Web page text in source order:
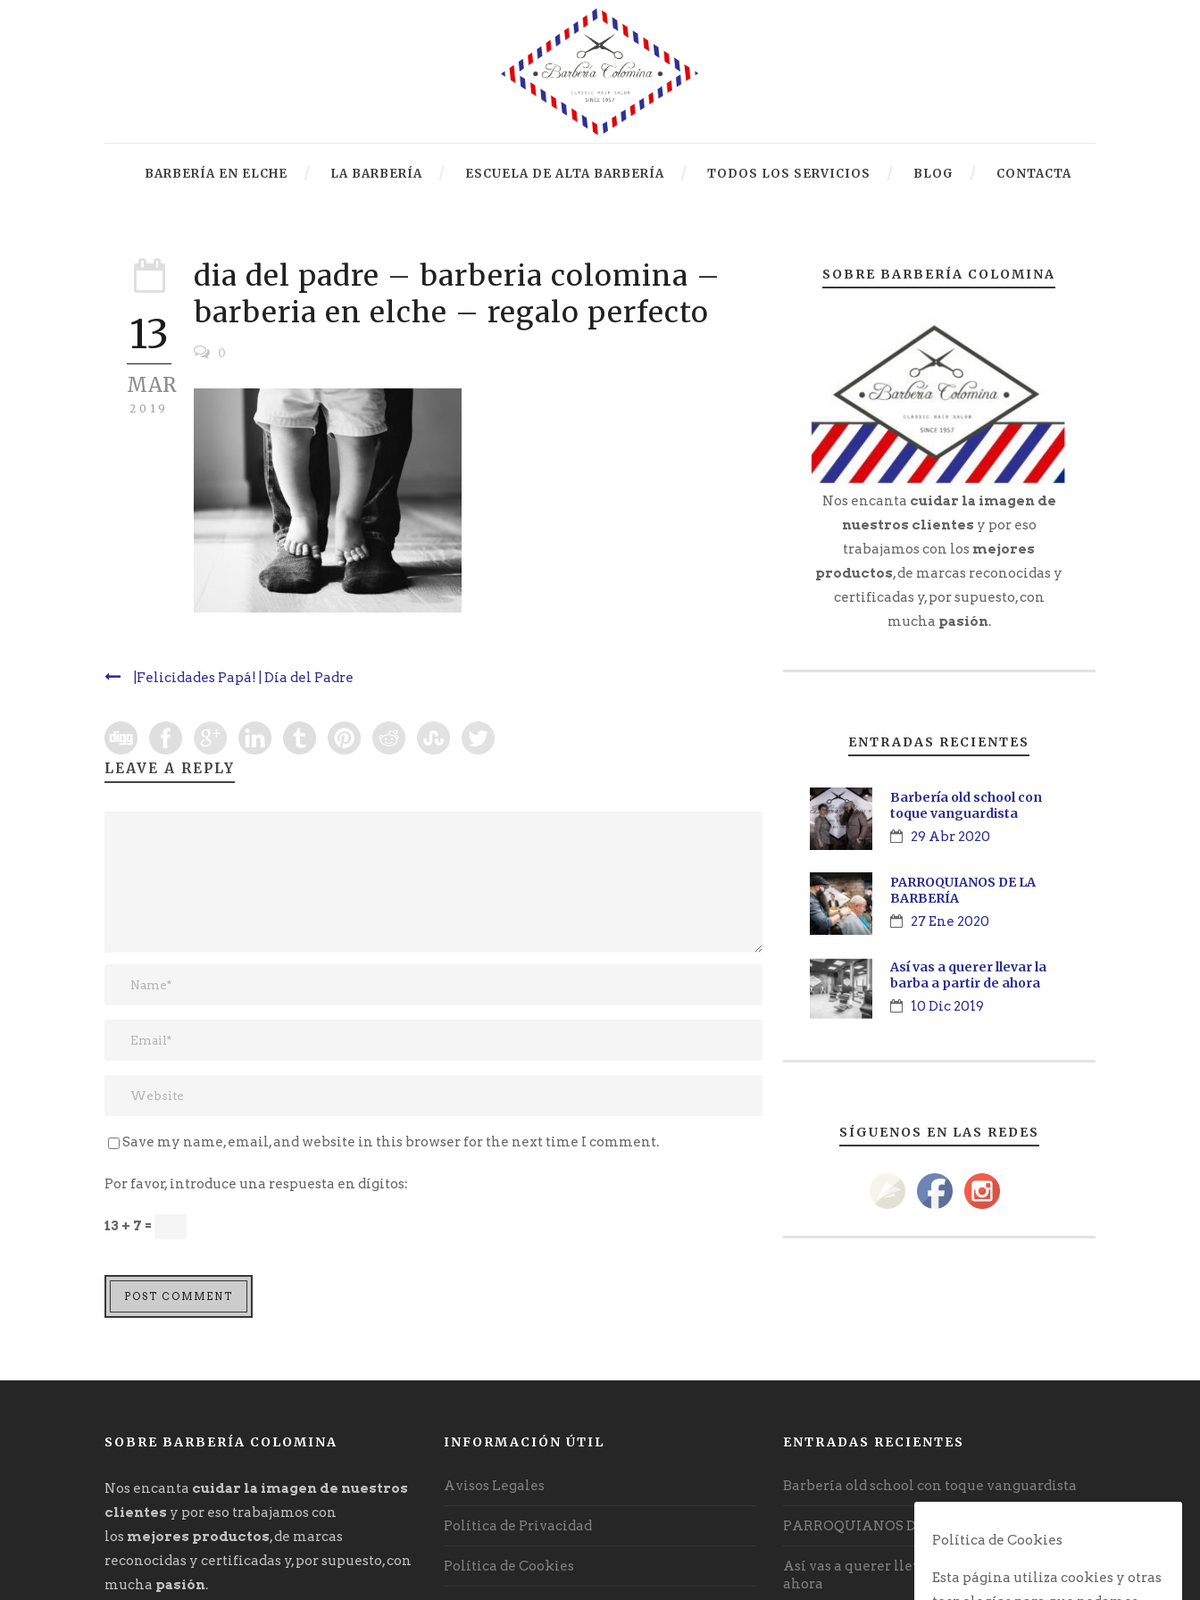
BARBERÍA EN ELCHE LA BARBERÍA ESCUELA DE ALTA BARBERÍA TODOS LOS SERVICIOS BLOG CONTACTA
13
MAR
2019
dia del padre – barberia colomina –
barberia en elche – regalo perfecto
0
|Felicidades Papá! | Día del Padre
LEAVE A REPLY
Save my name, email, and website in this browser for the next time I comment.
Por favor, introduce una respuesta en dígitos:
13 + 7 =
SOBRE BARBERÍA COLOMINA
Nos encanta cuidar la imagen de
nuestros clientes y por eso
trabajamos con los mejores
productos, de marcas reconocidas y
certificadas y, por supuesto, con
mucha pasión.
ENTRADAS RECIENTES
Barbería old school con
toque vanguardista
29 Abr 2020
PARROQUIANOS DE LA
BARBERÍA
27 Ene 2020
Así vas a querer llevar la
barba a partir de ahora
10 Dic 2019
SÍGUENOS EN LAS REDES
SOBRE BARBERÍA COLOMINA
Nos encanta cuidar la imagen de nuestros
clientes y por eso trabajamos con
los mejores productos, de marcas
reconocidas y certificadas y, por supuesto, con
mucha pasión.
INFORMACIÓN ÚTIL
Avisos Legales
Política de Privacidad
Política de Cookies
ENTRADAS RECIENTES
Barbería old school con toque vanguardista
PARROQUIANOS DE LA BARBERÍA
Así vas a querer llevar la barba a partir de
ahora
Política de Cookies
Esta página utiliza cookies y otras